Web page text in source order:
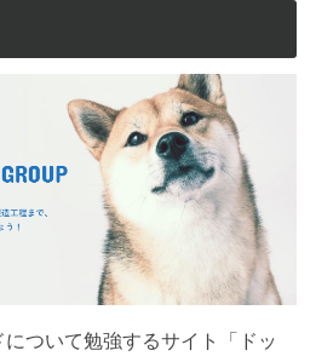
ついて勉強するサイト「ドッ